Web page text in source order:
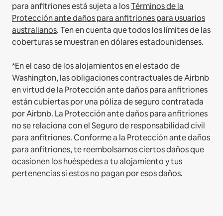
para anfitriones está sujeta a losTérminos de la
Protección ante daños para anfitriones para usuarios
australianos. Ten en cuenta que todos los límites de las
coberturas se muestran en dólares estadounidenses.
*En el caso de los alojamientos en el estado de
Washington, las obligaciones contractuales de Airbnb
en virtud de la Protección ante daños para anfitriones
están cubiertas por una póliza de seguro contratada
por Airbnb. La Protección ante daños para anfitriones
no se relaciona con el Seguro de responsabilidad civil
para anfitriones. Conforme a la Protección ante daños
para anfitriones, te reembolsamos ciertos daños que
ocasionen los huéspedes a tu alojamiento y tus
pertenencias si estos no pagan por esos daños.